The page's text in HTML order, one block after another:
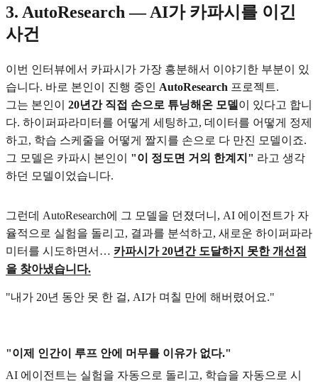
3. AutoResearch — AI가 카파시를 이긴
사건
이번 인터뷰에서 카파시가 가장 흥분해서 이야기한 부분이 있
습니다. 바로 본인이 진행 중인 AutoResearch 프로젝트.
그는 본인이 20년간 직접 손으로 튜닝해온 모델 이 있다고 합니
다. 하이퍼파라미터를 어떻게 세팅하고, 데이터를 어떻게 정제
하고, 학습 스케줄을 어떻게 짤지를 손으로 다 만진 모델이죠.
그 모델은 카파시 본인이 "이 정도면 거의 한계지" 라고 생각
하던 모델이었습니다.
그런데 AutoResearch에 그 모델을 던졌더니, AI 에이전트가 자
율적으로 실험을 돌리고, 결과를 분석하고, 새로운 하이퍼파라
미터를 시도하면서… 카파시가 20년간 도달하지 못한 개선점
을 찾아냈습니다.
"내가 20년 동안 못 한 걸, AI가 며칠 만에 해버렸어요."
"이제 인간이 루프 안에 머무를 이유가 없다."
AI 에이전트는 실험을 자동으로 돌리고, 학습을 자동으로 시